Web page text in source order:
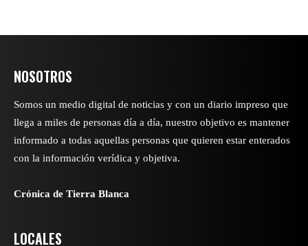
NOSOTROS
Somos un medio digital de noticias y con un diario impreso que
llega a miles de personas día a día, nuestro objetivo es mantener
informado a todas aquellas personas que quieren estar enterados
con la información verídica y objetiva.
Crónica de Tierra Blanca
LOCALES